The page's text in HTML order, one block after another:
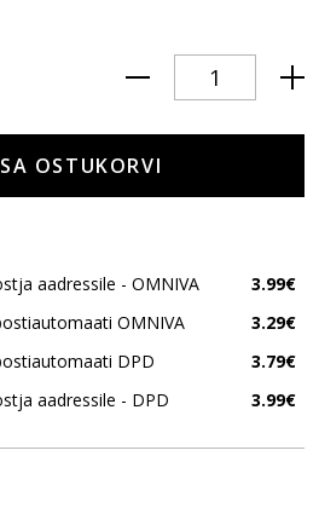
OSTUKORVI
aadressile - OMNIVA
3.99€
OMNIVA
3.29€
DPD
3.79€
aadressile - DPD
3.99€